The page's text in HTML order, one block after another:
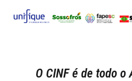
O CINF é de todo o